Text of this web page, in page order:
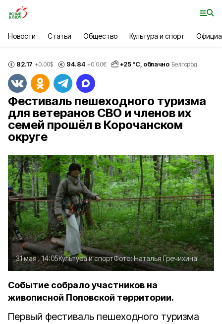
Новости Статьи Общество Культура и спорт
82.17 +0.00$ 94.84 +0.00€ +25°С, облачно Белгород
Фестиваль пешеходного туризма
для ветеранов СВО и членов их
семей прошёл в Корочанском
округе
31 мая , 14:05Культура и спортФото:Наталья Гречихина
Событие собрало участников на
живописной Поповской территории.
Первый фестиваль пешеходного туризма